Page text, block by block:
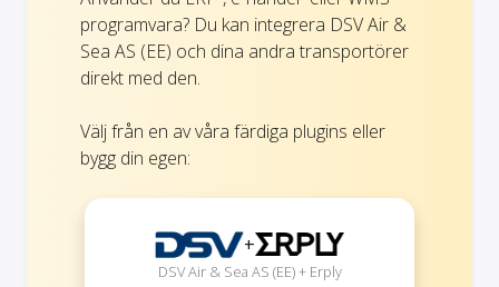
programvara? Du kan integrera DSV Air &
Sea AS (EE) och dina andra transportörer
direkt med den.
Välj från en av våra färdiga plugins eller
bygg din egen:
+
DSV Air & Sea AS (EE) + Erply